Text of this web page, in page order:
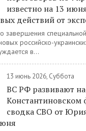
известно на 13
действий от
завершения
российско-
в...
13 июнь 2026, Суббота
ВС РФ развивают
Константиновском
сводка СВО от